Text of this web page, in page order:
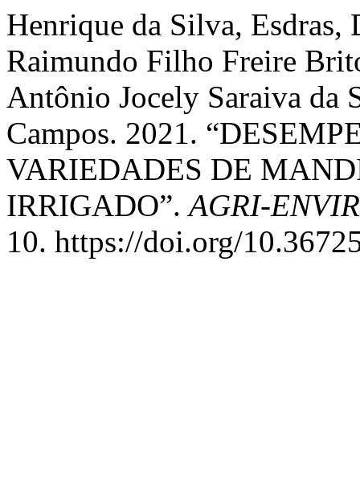
Henrique da Silva, Esdras,
Raimundo Filho Freire
Antônio Jocely Saraiva da
Campos. 2021.
VARIEDADES DE
IRRIGADO”.AGRI-
10. https://doi.org/